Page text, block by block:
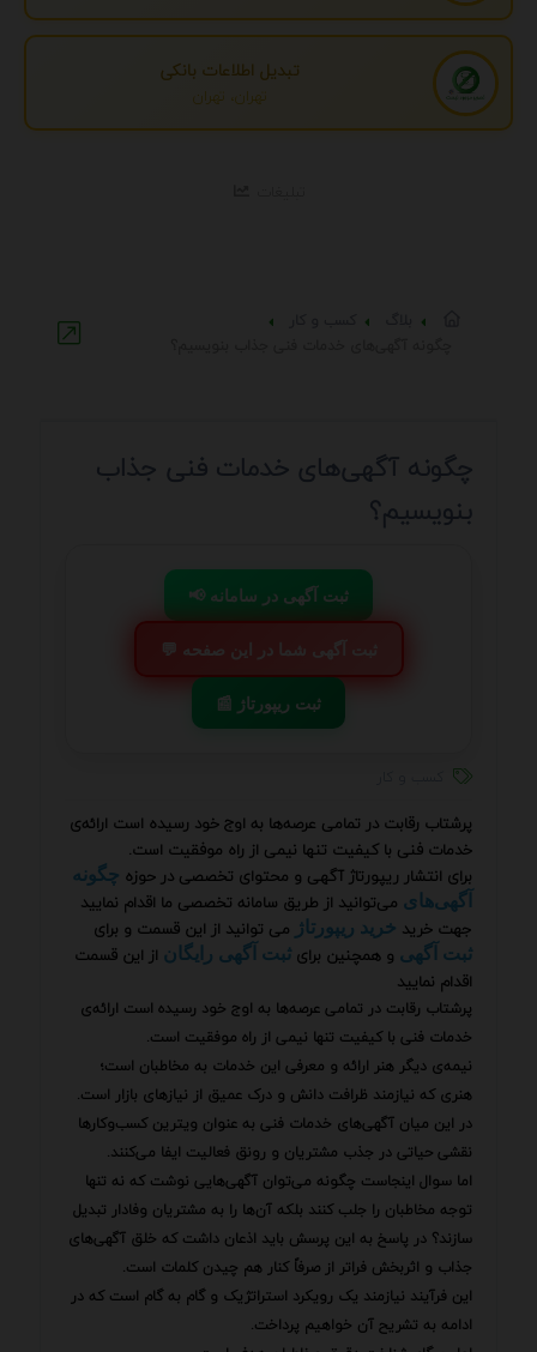
تبدیل اطلاعات بانکی
تهران، تهران
چگونه آگهی‌های خدمات فنی جذاب
بنویسیم؟
📢 ثبت آگهی در سامانه
💬 ثبت آگهی شما در این صفحه
📰 ثبت ریپورتاژ
پرشتاب رقابت در تمامی عرصه‌ها به اوج خود رسیده است ارائه‌ی
خدمات فنی با کیفیت تنها نیمی از راه موفقیت است.
برای انتشار ریپورتاژ آگهی و محتوای تخصصی در حوزه چگونه
آگهی‌های می‌توانید از طریق سامانه تخصصی ما اقدام نمایید
جهت خرید خرید ریپورتاژ می توانید از این قسمت و برای
ثبت آگهی و همچنین برای ثبت آگهی رایگان از این قسمت
اقدام نمایید
پرشتاب رقابت در تمامی عرصه‌ها به اوج خود رسیده است ارائه‌ی
خدمات فنی با کیفیت تنها نیمی از راه موفقیت است.
نیمه‌ی دیگر هنر ارائه و معرفی این خدمات به مخاطبان است؛
هنری که نیازمند ظرافت دانش و درک عمیق از نیازهای بازار است.
در این میان آگهی‌های خدمات فنی به عنوان ویترین کسب‌وکارها
نقشی حیاتی در جذب مشتریان و رونق فعالیت ایفا می‌کنند.
اما سوال اینجاست چگونه می‌توان آگهی‌هایی نوشت که نه تنها
توجه مخاطبان را جلب کنند بلکه آن‌ها را به مشتریان وفادار تبدیل
سازند؟ در پاسخ به این پرسش باید اذعان داشت که خلق آگهی‌های
جذاب و اثربخش فراتر از صرفاً کنار هم چیدن کلمات است.
این فرآیند نیازمند یک رویکرد استراتژیک و گام به گام است که در
ادامه به تشریح آن خواهیم پرداخت.